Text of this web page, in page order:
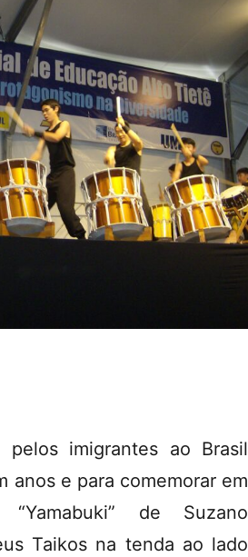
imigrantes ao Brasil
anos e para comemorar em
de Suzano
Taikos na tenda ao lado